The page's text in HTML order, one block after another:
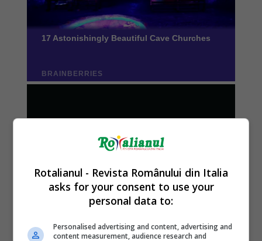
Rotalianul - Revista Românului din Italia
asks for your consent to use your
personal data to:
Personalised advertising and content, advertising and
content measurement, audience research and